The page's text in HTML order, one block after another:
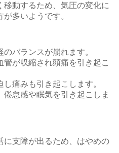
動するため、気圧の変化に
多いようです。
バランスが崩れます。
が収縮され頭痛を引き起こ
痛みも引き起こします。
怠感や眠気を引き起こしま
に支障が出るため、はやめの